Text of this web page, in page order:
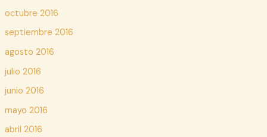
octubre 2016
septiembre 2016
agosto 2016
julio 2016
junio 2016
mayo 2016
abril 2016